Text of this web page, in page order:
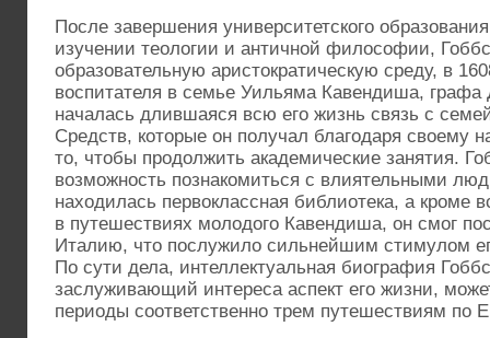
После завершения университетского
изучении теологии и античной философии,
образовательную аристократическую среду, в
воспитателя в семье Уильяма Кавендиша, графа
началась длившаяся всю его жизнь связь с
Средств, которые он получал благодаря своему
то, чтобы продолжить академические занятия.
возможность познакомиться с влиятельными
находилась первоклассная библиотека, а кроме
в путешествиях молодого Кавендиша, он смог
Италию, что послужило сильнейшим стимулом
По сути дела, интеллектуальная биография
заслуживающий интереса аспект его жизни,
периоды соответственно трем путешествиям по